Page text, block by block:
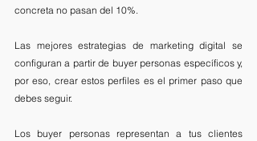
concreta no pasan del 10%.
Las mejores estrategias de marketing digital se
configuran a partir de buyer personas específicos y,
por eso, crear estos perfiles es el primer paso que
debes seguir.
Los buyer personas representan a tus clientes